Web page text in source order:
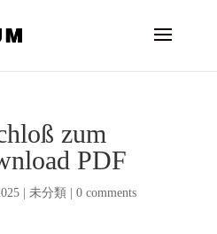
zum
PDF
| 未分類 0 comments